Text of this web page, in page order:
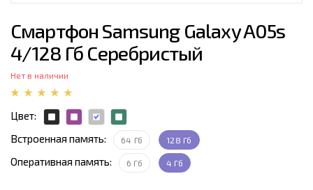
Смартфон Samsung Galaxy A05s
4/128 Гб Серебристый
Нет в наличии
Цвет:
Встроенная память:
64 Гб 128 Гб
Оперативная память: 6 Гб 4 Гб